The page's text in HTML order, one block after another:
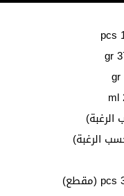
الرغبة)